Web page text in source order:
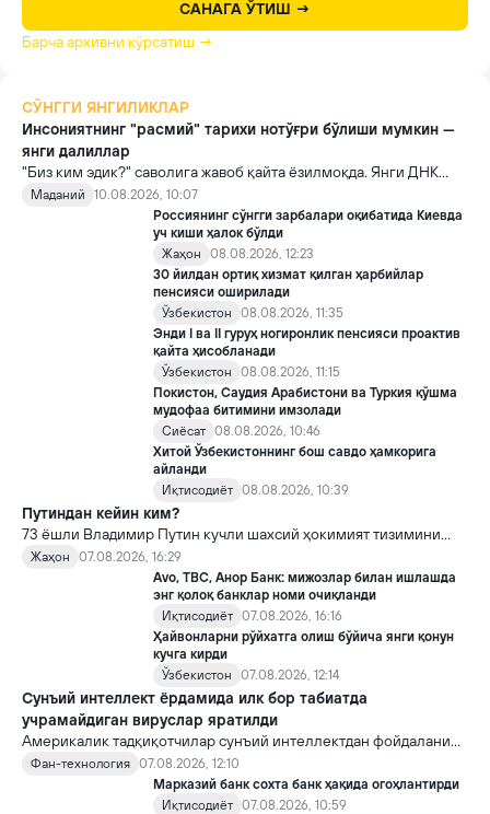
САНАГА ЎТИШ →
Барча архивни кўрсатиш →
СЎНГГИ ЯНГИЛИКЛАР
Инсониятнинг "расмий" тарихи нотўғри бўлиши мумкин —
янги далиллар
"Биз ким эдик?" саволига жавоб қайта ёзилмоқда. Янги ДНК
таҳлиллари ва археологик топилмалар инсоният тарихи
илгари ўйланганидан анча мураккаб бўлганини кўрсатмоқда.
Маданий
10.08.2026, 10:07
Россиянинг сўнгги зарбалари оқибатида Киевда
уч киши ҳалок бўлди
Жаҳон
08.08.2026, 12:23
30 йилдан ортиқ хизмат қилган ҳарбийлар
пенсияси оширилади
Ўзбекистон
08.08.2026, 11:35
Энди I ва II гуруҳ ногиронлик пенсияси проактив
қайта ҳисобланади
Ўзбекистон
08.08.2026, 11:15
Покистон, Саудия Арабистони ва Туркия қўшма
мудофаа битимини имзолади
Сиёсат 08.08.2026, 10:46
Хитой Ўзбекистоннинг бош савдо ҳамкорига
айланди
Иқтисодиёт 08.08.2026, 10:39
Путиндан кейин ким?
73 ёшли Владимир Путин кучли шахсий ҳокимият тизимини
яратди, аммо ундан кейин ким келиши ва ҳокимиятни
топшириш механизми ҳали ноаниқ. Таҳлилчилар фикрича, бу
Кремлда ворислик жангига олиб келиши мумкин.
Жаҳон
07.08.2026, 16:29
Avo, TBC, Анор Банк: мижозлар билан ишлашда
энг қолоқ банклар номи очиқланди
Иқтисодиёт 07.08.2026, 16:16
Ҳайвонларни рўйхатга олиш бўйича янги қонун
кучга кирди
Ўзбекистон
07.08.2026, 12:14
Сунъий интеллект ёрдамида илк бор табиатда
учрамайдиган вируслар яратилди
Америкалик тадқиқотчилар сунъий интеллектдан фойдаланиб
16 та вирус яратди. Бу кашфиёт янги ютуқларга умид уйғотиш
билан бирга, ундан нотўғри мақсадда фойдаланиш борасидаги
хавотирларни ҳам кучайтирмоқда.
Фан-технология 07.08.2026, 12:10
Марказий банк сохта банк ҳақида огоҳлантирди
Иқтисодиёт 07.08.2026, 10:59